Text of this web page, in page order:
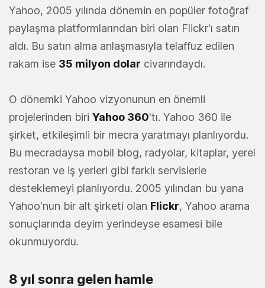
Yahoo, 2005 yılında dönemin en popüler fotoğraf
paylaşma platformlarından biri olan Flickr'ı satın
aldı. Bu satın alma anlaşmasıyla telaffuz edilen
rakam ise 35 milyon dolar civarındaydı.
O dönemki Yahoo vizyonunun en önemli
projelerinden biri Yahoo 360'tı. Yahoo 360 ile
şirket, etkileşimli bir mecra yaratmayı planlıyordu.
Bu mecradaysa mobil blog, radyolar, kitaplar, yerel
restoran ve iş yerleri gibi farklı servislerle
desteklemeyi planlıyordu. 2005 yılından bu yana
Yahoo'nun bir alt şirketi olan Flickr, Yahoo arama
sonuçlarında deyim yerindeyse esamesi bile
okunmuyordu.
8 yıl sonra gelen hamle